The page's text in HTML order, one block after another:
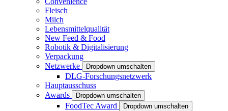
Fleisch
Milch
Lebensmittelqualität
New Feed & Food
Robotik & Digitalisierung
Verpackung
Netzwerke
Dropdown umschalten
DLG-Forschungsnetzwerk
Hauptausschuss
Awards
Dropdown umschalten
FoodTec Award Dropdown umschalten